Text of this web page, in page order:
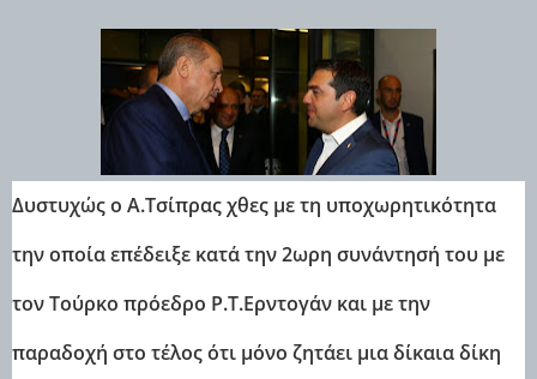
Δυστυχώς ο Α.Τσίπρας χθες με τη υποχωρητικότητα
την οποία επέδειξε κατά την 2ωρη συνάντησή του με
τον Τούρκο πρόεδρο Ρ.Τ.Ερντογάν και με την
παραδοχή στο τέλος ότι μόνο ζητάει μια δίκαια δίκη